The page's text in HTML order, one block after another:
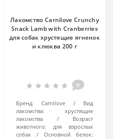
Лакомство Carnilove Crunchy
Snack Lamb with Cranberries
для собак хрустящие ягненок
и клюква 200 г
0
Бренд: Carnilove
Вид
лакомства:
хрустящие
лакомства
Возраст
животного:
для взрослых
собак
Основной белок: